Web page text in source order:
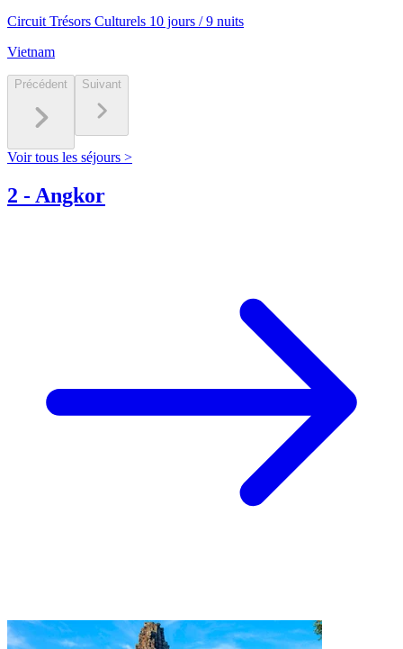
Circuit Trésors Culturels 10 jours / 9 nuits
Vietnam
Précédent Suivant
Voir tous les séjours >
2 - Angkor